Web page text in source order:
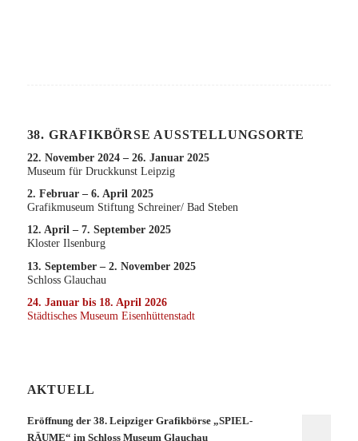
38. GRAFIKBÖRSE AUSSTELLUNGSORTE
22. November 2024 – 26. Januar 2025
Museum für Druckkunst Leipzig
2. Februar – 6. April 2025
Grafikmuseum Stiftung Schreiner/ Bad Steben
12. April – 7. September 2025
Kloster Ilsenburg
13. September – 2. November 2025
Schloss Glauchau
24. Januar bis 18. April 2026
Städtisches Museum Eisenhüttenstadt
AKTUELL
Eröffnung der 38. Leipziger Grafikbörse „SPIEL-
RÄUME“ im Schloss Museum Glauchau